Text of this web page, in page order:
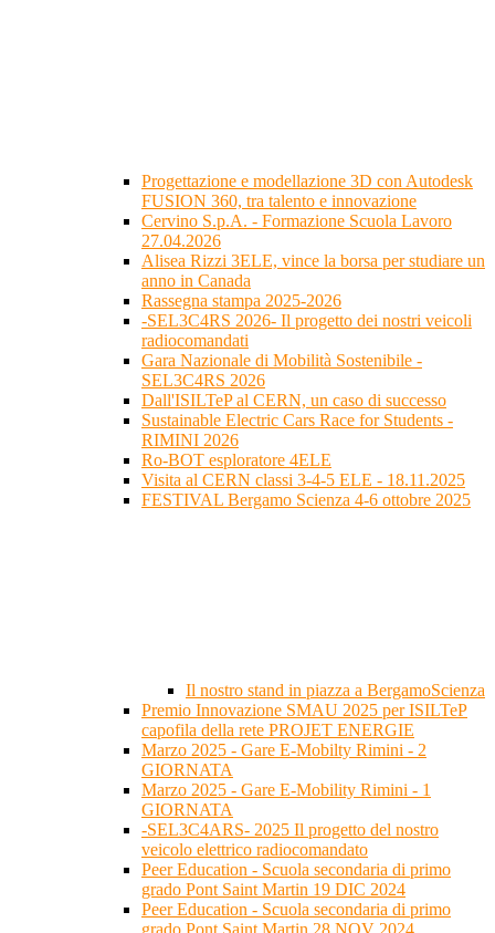
Progettazione e modellazione 3D con Autodesk
FUSION 360, tra talento e innovazione
Cervino S.p.A. - Formazione Scuola Lavoro
27.04.2026
Alisea Rizzi 3ELE, vince la borsa per studiare un
anno in Canada
Rassegna stampa 2025-2026
-SEL3C4RS 2026- Il progetto dei nostri veicoli
radiocomandati
Gara Nazionale di Mobilità Sostenibile -
SEL3C4RS 2026
Dall'ISILTeP al CERN, un caso di successo
Sustainable Electric Cars Race for Students -
RIMINI 2026
Ro-BOT esploratore 4ELE
Visita al CERN classi 3-4-5 ELE - 18.11.2025
FESTIVAL Bergamo Scienza 4-6 ottobre 2025
Il nostro stand in piazza a BergamoScienza
Premio Innovazione SMAU 2025 per ISILTeP
capofila della rete PROJET ENERGIE
Marzo 2025 - Gare E-Mobilty Rimini - 2
GIORNATA
Marzo 2025 - Gare E-Mobility Rimini - 1
GIORNATA
-SEL3C4ARS- 2025 Il progetto del nostro
veicolo elettrico radiocomandato
Peer Education - Scuola secondaria di primo
grado Pont Saint Martin 19 DIC 2024
Peer Education - Scuola secondaria di primo